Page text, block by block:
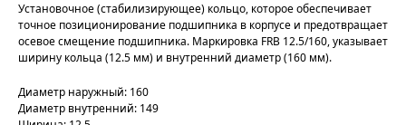
Установочное (стабилизирующее) кольцо, которое обеспечивает
точное позиционирование подшипника в корпусе и предотвращает
осевое смещение подшипника. Маркировка FRB 12.5/160, указывает
ширину кольца (12.5 мм) и внутренний диаметр (160 мм).
Диаметр наружный: 160
Диаметр внутренний: 149